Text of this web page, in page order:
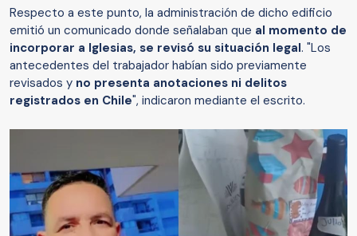
Respecto a este punto, la administración de dicho edificio
emitió un comunicado donde señalaban que al momento de
incorporar a Iglesias, se revisó su situación legal. "Los
antecedentes del trabajador habían sido previamente
revisados y no presenta anotaciones ni delitos
registrados en Chile", indicaron mediante el escrito.